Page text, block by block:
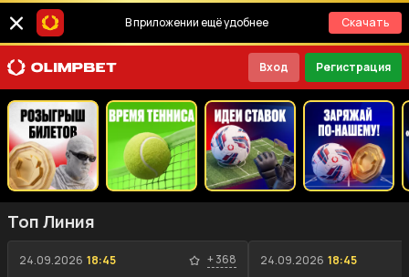
В приложении ещё удобнее Скачать
Вход Регистрация
Топ Линия
24.09.2026 18:45 +368
24.09.2026 18:45